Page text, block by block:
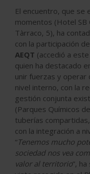
El encuentro, que se
momentos (Hotel SB
Tàrraco, 5), ha
con la participación
AEQT (accedió a
quien ha destacado
unir fuerzas y operar
nivel interno, con la
gestión conjunta
(Parques Químicos
tuberías
con la integración a
“Tenemos mucho
sociedad nos vea
valor al territorio”,